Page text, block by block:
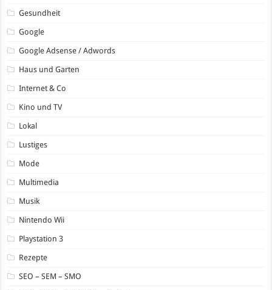
Gesundheit
Google
Google Adsense / Adwords
Haus und Garten
Internet & Co
Kino und TV
Lokal
Lustiges
Mode
Multimedia
Musik
Nintendo Wii
Playstation 3
Rezepte
SEO – SEM – SMO